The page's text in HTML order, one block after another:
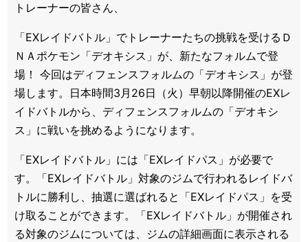
トレーナーの皆さん、
「EXレイドバトル」でトレーナーたちの挑戦を受けるＤ
ＮＡポケモン「デオキシス」が、新たなフォルムで登
場！ 今回はディフェンスフォルムの「デオキシス」が登
場します。日本時間3月26日（火）早朝以降開催のEXレ
イドバトルから、ディフェンスフォルムの「デオキシ
ス」に戦いを挑めるようになります。
「EXレイドバトル」には「EXレイドパス」が必要で
す。「EXレイドバトル」対象のジムで行われるレイドバ
トルに勝利し、抽選に選ばれると「EXレイドパス」を受
け取ることができます。「EXレイドバトル」が開催され
る対象のジムについては、ジムの詳細画面に表示される